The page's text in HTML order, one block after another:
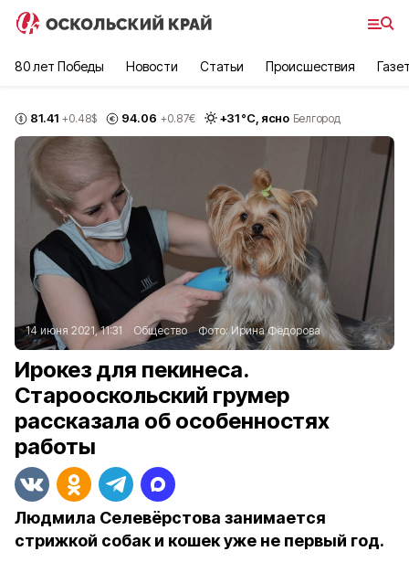
80 лет Победы Новости Статьи Происшествия
81.41 +0.48$ 94.06 +0.87€ +31°С, ясно Белгород
14 июня 2021, 11:31 Общество Фото:Ирина Фёдорова
Ирокез для пекинеса.
Старооскольский грумер
рассказала об особенностях
работы
Людмила Селевёрстова занимается
стрижкой собак и кошек уже не первый год.